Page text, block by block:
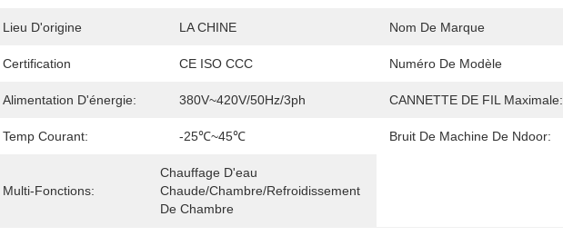
Lieu D'origine LA CHINE Nom De Marque
Certification CE ISO CCC Numéro De Modèle
Alimentation D'énergie: 380V~420V/50Hz/3ph CANNETTE DE FIL Maximale:
Temp Courant: -25℃~45℃ Bruit De Machine De Ndoor:
Multi-Fonctions:
Chauffage D'eau
Chaude/Chambre/refroidissement
De Chambre